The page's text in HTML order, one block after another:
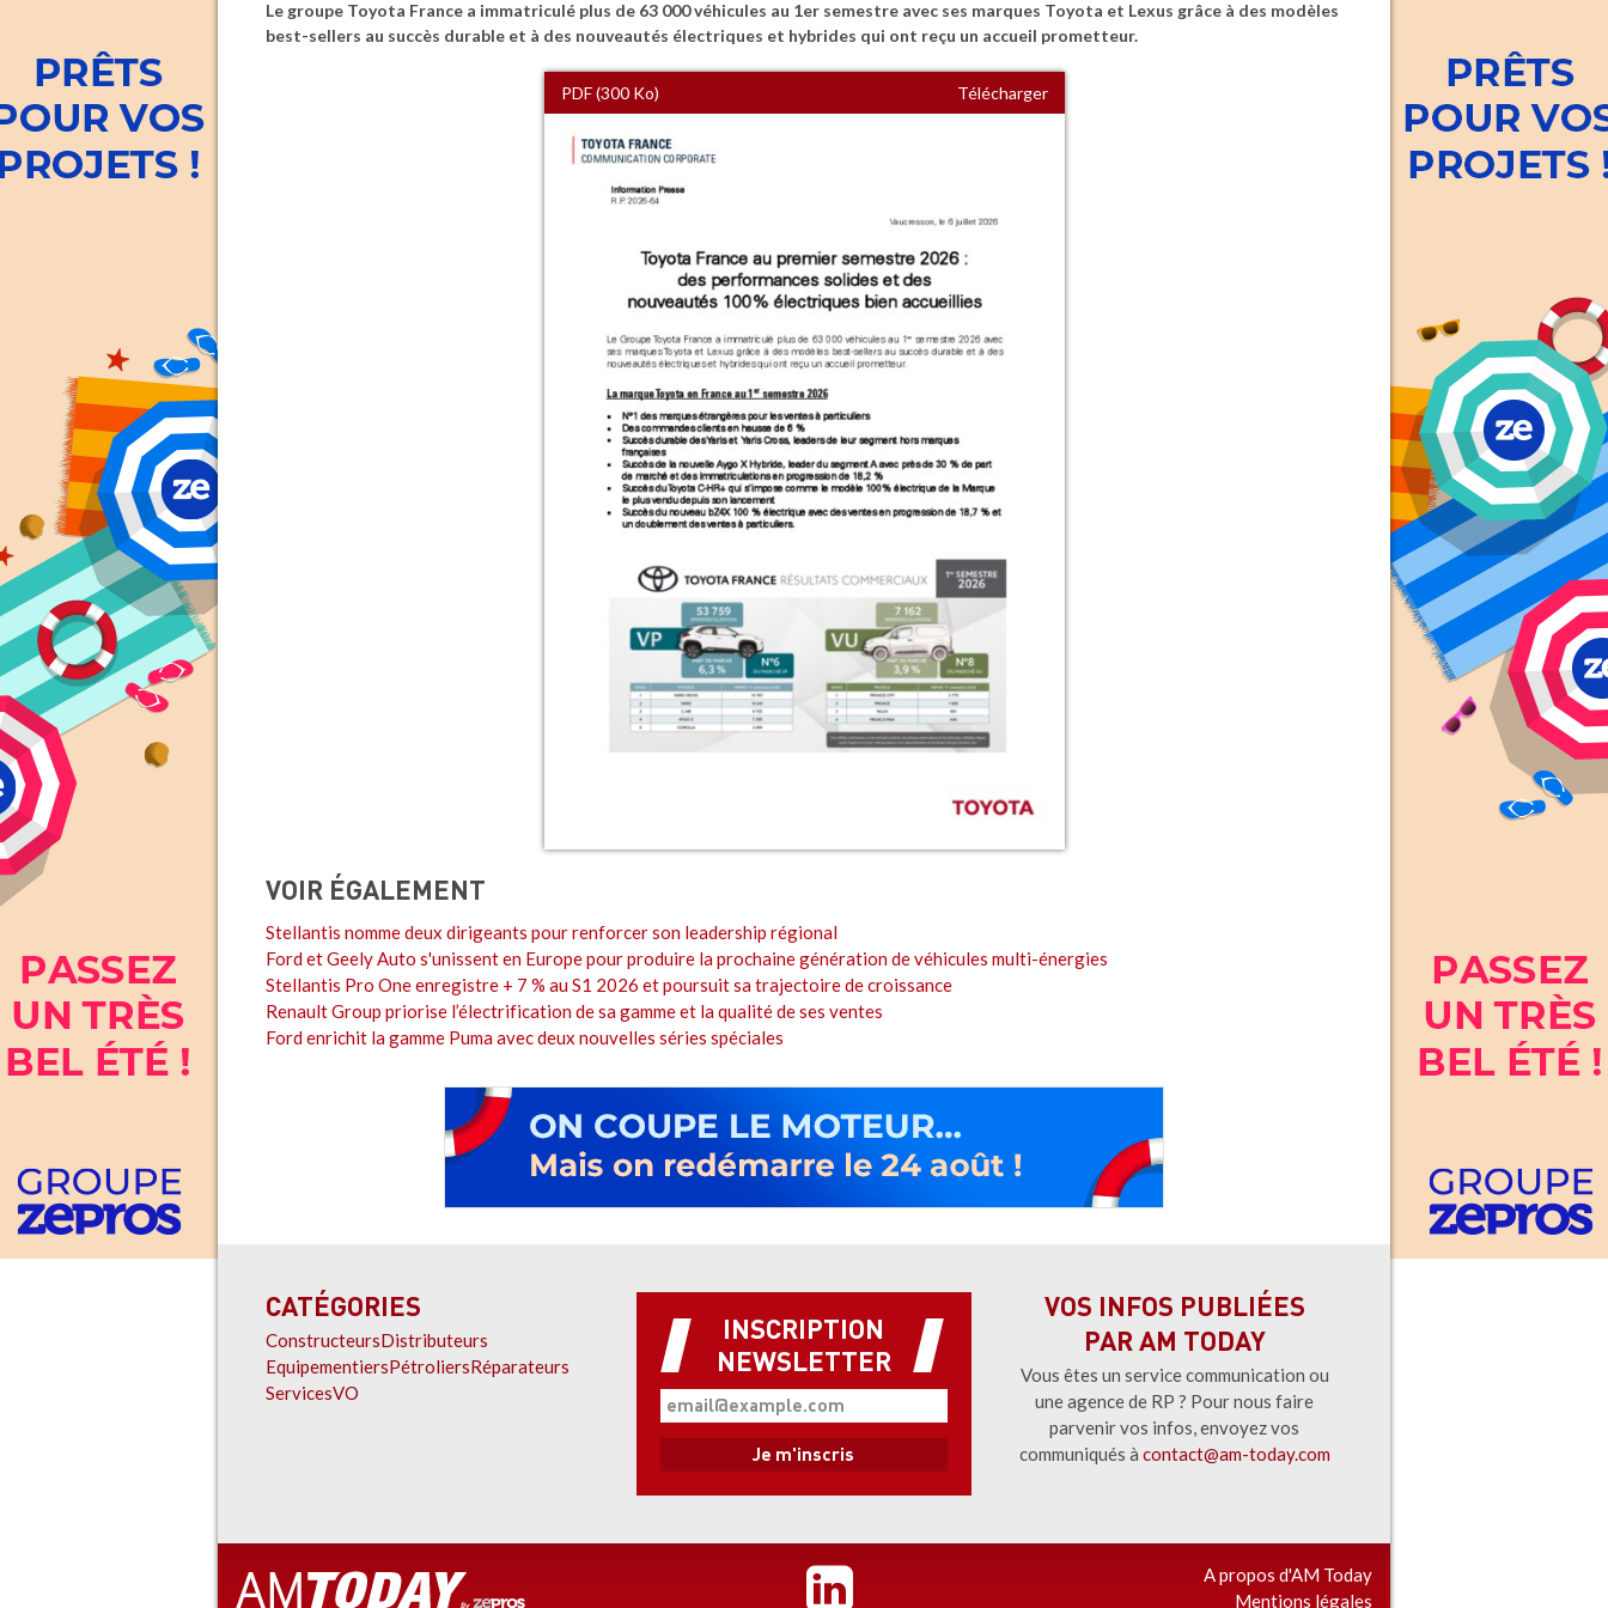
Le groupe Toyota France a immatriculé plus de 63 000 véhicules au 1er semestre avec ses marques Toyota et Lexus grâce à des modèles
best-sellers au succès durable et à des nouveautés électriques et hybrides qui ont reçu un accueil prometteur.
PDF (300 Ko) Télécharger
VOIR ÉGALEMENT
Stellantis nomme deux dirigeants pour renforcer son leadership régional
Ford et Geely Auto s'unissent en Europe pour produire la prochaine génération de véhicules multi-énergies
Stellantis Pro One enregistre + 7 % au S1 2026 et poursuit sa trajectoire de croissance
Renault Group priorise l’électrification de sa gamme et la qualité de ses ventes
Ford enrichit la gamme Puma avec deux nouvelles séries spéciales
CATÉGORIES
ConstructeursDistributeurs
EquipementiersPétroliersRéparateurs
ServicesVO
INSCRIPTION
NEWSLETTER
VOS INFOS PUBLIÉES
PAR AM TODAY
Vous êtes un service communication ou
une agence de RP ? Pour nous faire
parvenir vos infos, envoyez vos
communiqués à contact@am-today.com
A propos d'AM Today
Mentions légales